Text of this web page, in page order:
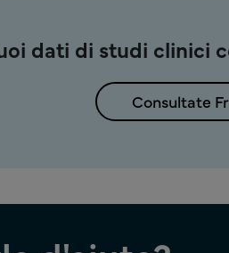
dati di studi clinici
Consultate